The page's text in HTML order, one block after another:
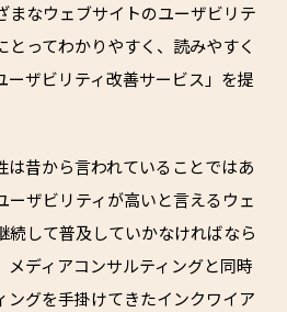
まなウェブサイトのユーザビリテ
とってわかりやすく、読みやすく
ーザビリティ改善サービス」を提
は昔から言われていることではあ
ーザビリティが高いと言えるウェ
続して普及していかなければなら
メディアコンサルティングと同時
ングを手掛けてきたインクワイア